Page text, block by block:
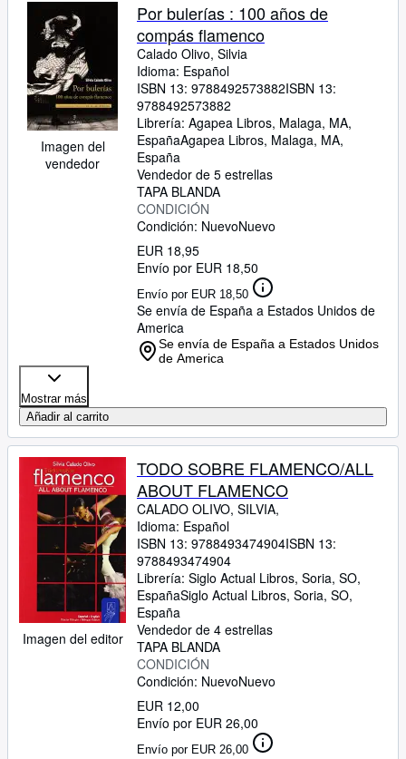
Imagen del
vendedor
Por bulerías : 100 años de
compás flamenco
Calado Olivo, Silvia
Idioma: Español
ISBN 13: 9788492573882ISBN 13:
9788492573882
Librería: Agapea Libros, Malaga, MA,
EspañaAgapea Libros, Malaga, MA,
España
Vendedor de 5 estrellas
TAPA BLANDA
CONDICIÓN
Condición: NuevoNuevo
EUR 18,95
Envío por EUR 18,50
Envío por EUR 18,50
Se envía de España a Estados Unidos de
America
Se envía de España a Estados Unidos
de America
Mostrar más
Añadir al carrito
Imagen del editor
TODO SOBRE FLAMENCO/ALL
ABOUT FLAMENCO
CALADO OLIVO, SILVIA,
Idioma: Español
ISBN 13: 9788493474904ISBN 13:
9788493474904
Librería: Siglo Actual Libros, Soria, SO,
EspañaSiglo Actual Libros, Soria, SO,
España
Vendedor de 4 estrellas
TAPA BLANDA
CONDICIÓN
Condición: NuevoNuevo
EUR 12,00
Envío por EUR 26,00
Envío por EUR 26,00